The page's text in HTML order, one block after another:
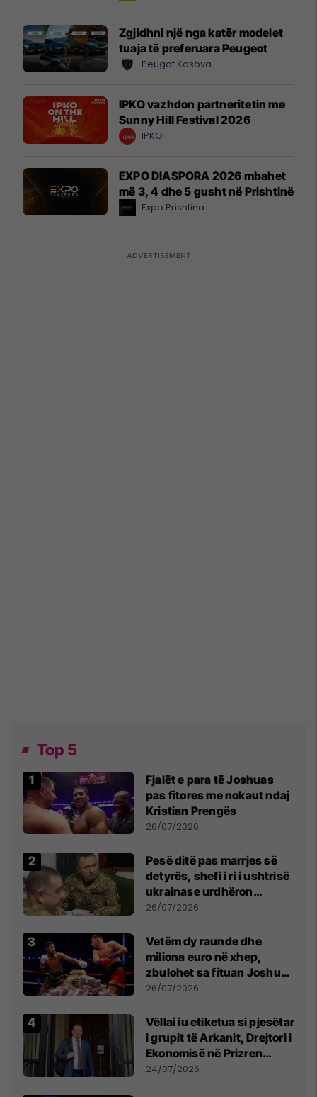
Zgjidhni një nga katër modelet
tuaja të preferuara Peugeot
Peugot Kosova
IPKO vazhdon partneritetin me
Sunny Hill Festival 2026
IPKO
EXPO DIASPORA 2026 mbahet
më 3, 4 dhe 5 gusht në Prishtinë
Expo Prishtina
Top 5
Fjalët e para të Joshuas
pas fitores me nokaut ndaj
Kristian Prengës
26/07/2026
Pesë ditë pas marrjes së
detyrës, shefi i ri i ushtrisë
ukrainase urdhëron
kontroll të madh
26/07/2026
Vetëm dy raunde dhe
miliona euro në xhep,
zbulohet sa fituan Joshua
e Prenga
26/07/2026
Vëllai iu etiketua si pjesëtar
i grupit të Arkanit, Drejtori i
Ekonomisë në Prizren
mohon pretendimet
24/07/2026